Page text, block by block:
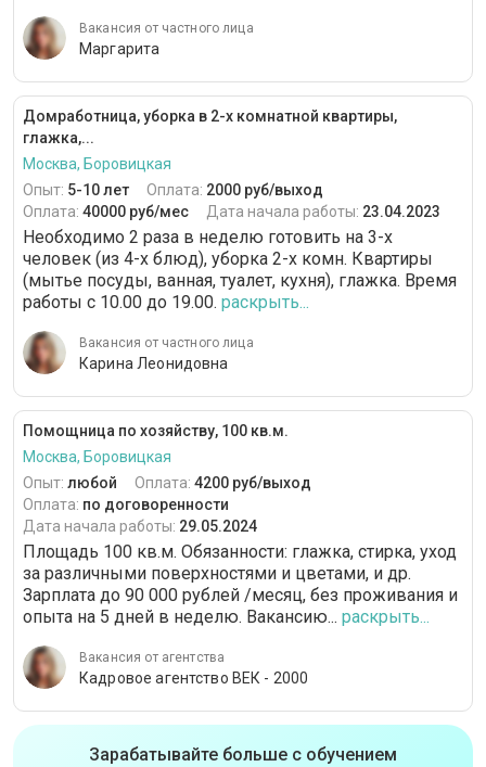
Вакансия от частного лица
Маргарита
Домработница, уборка в 2-х комнатной квартиры,
глажка,...
Москва, Боровицкая
Опыт: 5-10 лет Оплата: 2000 руб/выход
Оплата: 40000 руб/мес Дата начала работы: 23.04.2023
Необходимо 2 раза в неделю готовить на 3-х
человек (из 4-х блюд), уборка 2-х комн. Квартиры
(мытье посуды, ванная, туалет, кухня), глажка. Время
работы с 10.00 до 19.00. раскрыть...
Вакансия от частного лица
Карина Леонидовна
Помощница по хозяйству, 100 кв.м.
Москва, Боровицкая
Опыт: любой Оплата: 4200 руб/выход
Оплата: по договоренности
Дата начала работы: 29.05.2024
Площадь 100 кв.м. Обязанности: глажка, стирка, уход
за различными поверхностями и цветами, и др.
Зарплата до 90 000 рублей /месяц, без проживания и
опыта на 5 дней в неделю. Вакансию... раскрыть...
Вакансия от агентства
Кадровое агентство ВЕК - 2000
Зарабатывайте больше с обучением